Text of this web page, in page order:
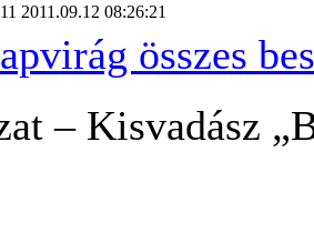
2011.09.12 08:26:21
összes
– Kisvadász